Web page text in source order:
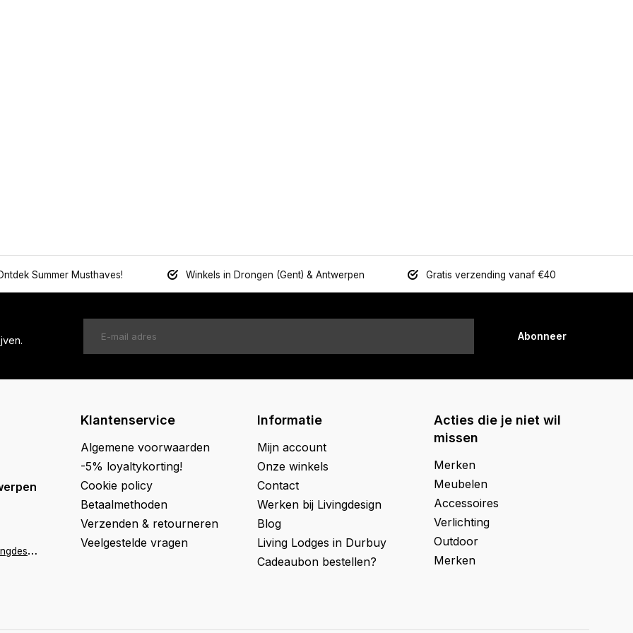
Summer Musthaves! Winkels in Drongen (Gent) & Antwerpen Gratis verzending vanaf €40
Abonneer
a
ntwerpen@livingdesign.be
Klantenservice
Algemene voorwaarden
-5% loyaltykorting!
Cookie policy
Betaalmethoden
Verzenden & retourneren
Veelgestelde vragen
Informatie
Mijn account
Onze winkels
Contact
Werken bij Livingdesign
Blog
Living Lodges in Durbuy
Cadeaubon bestellen?
Acties die je niet wil
missen
Merken
Meubelen
Accessoires
Verlichting
Outdoor
Merken